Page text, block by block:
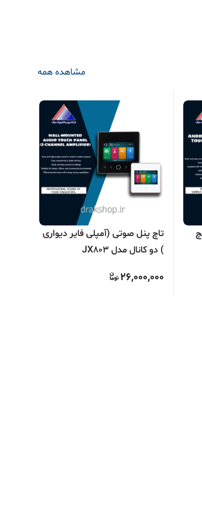
مشاهده همه
6 اینچ
تاچ پنل صوتی (آمپلی فایر دیواری
) دو کانال مدل JX803
26,000,000